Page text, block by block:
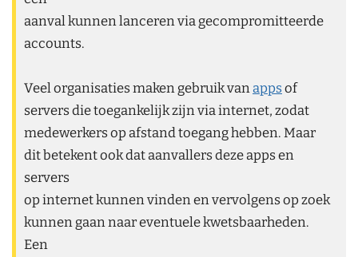
aanval kunnen lanceren via gecompromitteerde
accounts.
Veel organisaties maken gebruik van appsof
servers die toegankelijk zijn via internet, zodat
medewerkers op afstand toegang hebben. Maar
dit betekent ook dat aanvallers deze apps en
servers
op internet kunnen vinden en vervolgens op zoek
kunnen gaan naar eventuele kwetsbaarheden.
Een